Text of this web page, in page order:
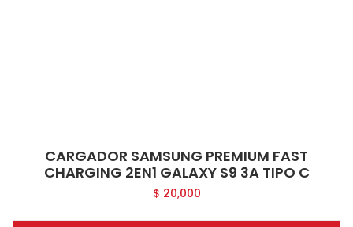
CARGADOR SAMSUNG PREMIUM FAST
CHARGING 2EN1 GALAXY S9 3A TIPO C
$ 20,000